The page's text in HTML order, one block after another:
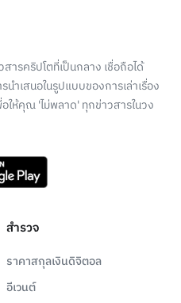
ารคริปโตที่เป็นกลาง เชื่อถือได้
ำเสนอในรูปแบบของการเล่าเรื่อง
อให้คุณ 'ไม่พลาด' ทุกข่าวสารในวง
สำรวจ
ราคาสกุลเงินดิจิตอล
อีเวนต์